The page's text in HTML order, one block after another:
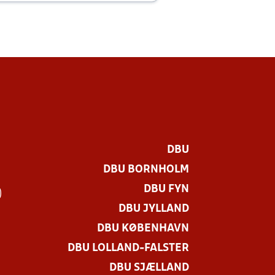
DBU
DBU BORNHOLM
DBU FYN
DBU JYLLAND
DBU KØBENHAVN
DBU LOLLAND-FALSTER
DBU SJÆLLAND